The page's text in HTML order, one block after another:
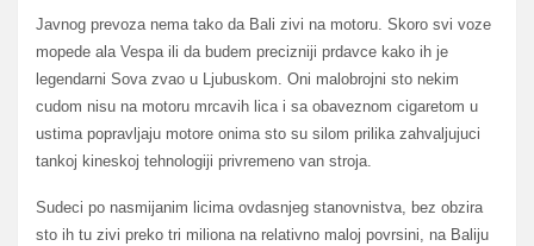
Javnog prevoza nema tako da Bali zivi na motoru. Skoro svi voze
mopede ala Vespa ili da budem precizniji prdavce kako ih je
legendarni Sova zvao u Ljubuskom. Oni malobrojni sto nekim
cudom nisu na motoru mrcavih lica i sa obaveznom cigaretom u
ustima popravljaju motore onima sto su silom prilika zahvaljujuci
tankoj kineskoj tehnologiji privremeno van stroja.
Sudeci po nasmijanim licima ovdasnjeg stanovnistva, bez obzira
sto ih tu zivi preko tri miliona na relativno maloj povrsini, na Baliju